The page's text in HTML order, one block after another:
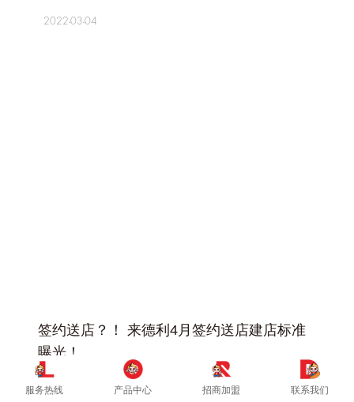
2022-03-04
签约送店？！ 来德利4月签约送店建店标准
曝光！
2022-04-13
服务热线 产品中心 招商加盟 联系我们